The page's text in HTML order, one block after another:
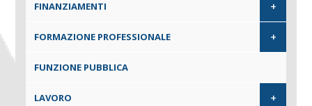
FINANZIAMENTI +
FORMAZIONE PROFESSIONALE +
FUNZIONE PUBBLICA
LAVORO +